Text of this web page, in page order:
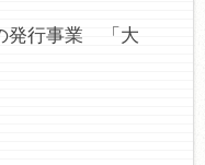
発行事業 「大